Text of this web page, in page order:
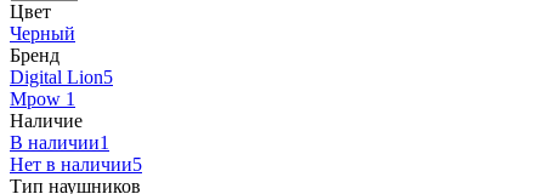
Цвет
Черный
Бренд
Digital Lion5
Mpow 1
Наличие
В наличии1
Нет в наличии5
Тип наушников